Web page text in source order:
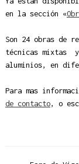
en la sección «
Son 24 obras de
técnicas mixtas y
aluminios, en
Para mas
de contacto, o